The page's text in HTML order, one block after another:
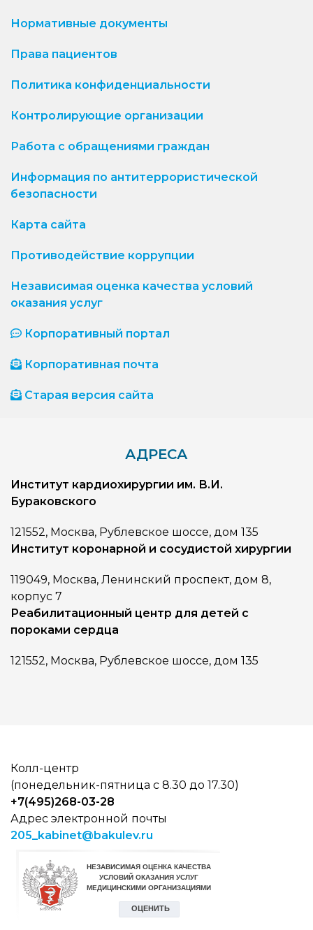
Нормативные документы
Права пациентов
Политика конфиденциальности
Контролирующие организации
Работа с обращениями граждан
Информация по антитеррористической
безопасности
Карта сайта
Противодействие коррупции
Независимая оценка качества условий
оказания услуг
Корпоративный портал
Корпоративная почта
Старая версия сайта
АДРЕСА
Институт кардиохирургии им. В.И.
Бураковского
121552, Москва, Рублевское шоссе, дом 135
Институт коронарной и сосудистой хирургии
119049, Москва, Ленинский проспект, дом 8,
корпус 7
Реабилитационный центр для детей с
пороками сердца
121552, Москва, Рублевское шоссе, дом 135
Колл-центр
(понедельник-пятница с 8.30 до 17.30)
+7(495)268-03-28
Адрес электронной почты
205_kabinet@bakulev.ru